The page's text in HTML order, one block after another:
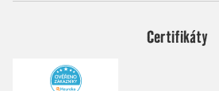
Certifikáty